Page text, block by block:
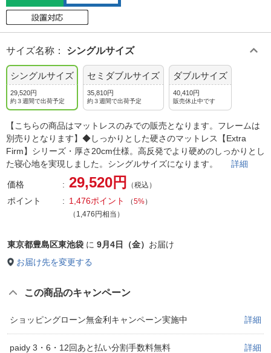
サイズ名称 ： シングルサイズ
シングルサイズ
29,520円
約３週間で出荷予定
セミダブルサイズ
35,810円
約３週間で出荷予定
ダブルサイズ
40,410円
販売休止中です
【こちらの商品はマットレスのみでの販売となります。フレームは
別売りとなります】◆しっかりとした硬さのマットレス【Extra
Firm】シリーズ・厚さ20cm仕様。高反発でより硬めのしっかりとし
た寝心地を実現しました。シングルサイズになります。 詳細
価格 29,520円 （税込）
ポイント 1,476ポイント （5%）
（1,476円相当）
東京都豊島区東池袋 に 9月4日（金） お届け
お届け先を変更する
この商品のキャンペーン
ショッピングローン無金利キャンペーン実施中 詳細
paidy 3・6・12回あと払い分割手数料無料 詳細